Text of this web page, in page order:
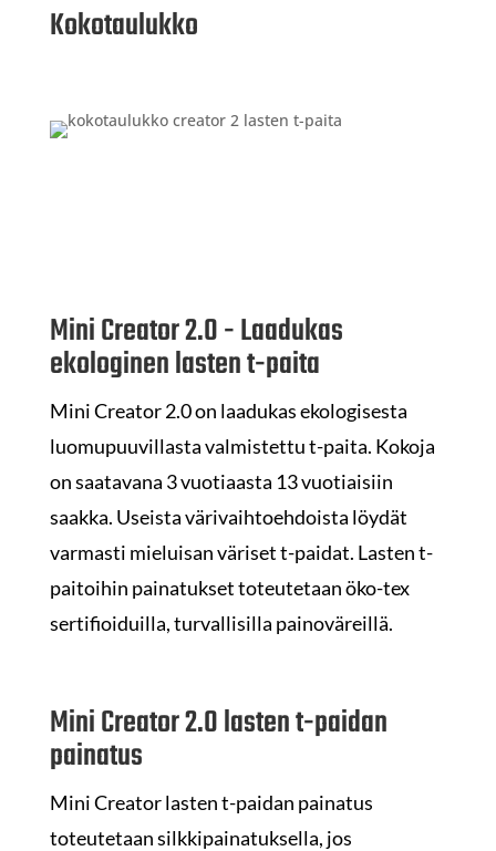
Kokotaulukko
Mini Creator 2.0 - Laadukas
ekologinen lasten t-paita
Mini Creator 2.0 on laadukas ekologisesta
luomupuuvillasta valmistettu t-paita. Kokoja
on saatavana 3 vuotiaasta 13 vuotiaisiin
saakka. Useista värivaihtoehdoista löydät
varmasti mieluisan väriset t-paidat. Lasten t-
paitoihin painatukset toteutetaan öko-tex
sertifioiduilla, turvallisilla painoväreillä.
Mini Creator 2.0 lasten t-paidan
painatus
Mini Creator lasten t-paidan painatus
toteutetaan silkkipainatuksella, jos